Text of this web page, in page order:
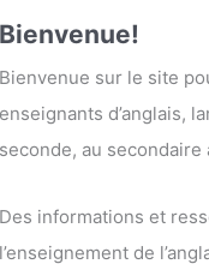
Bienvenue!
Bienvenue sur le site
enseignants d’anglais,
seconde, au secondaire
Des informations et
l’enseignement de